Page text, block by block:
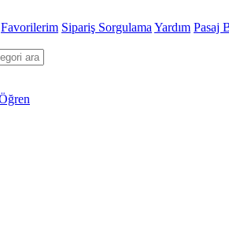
Favorilerim Sipariş Sorgulama Yardım Pasaj